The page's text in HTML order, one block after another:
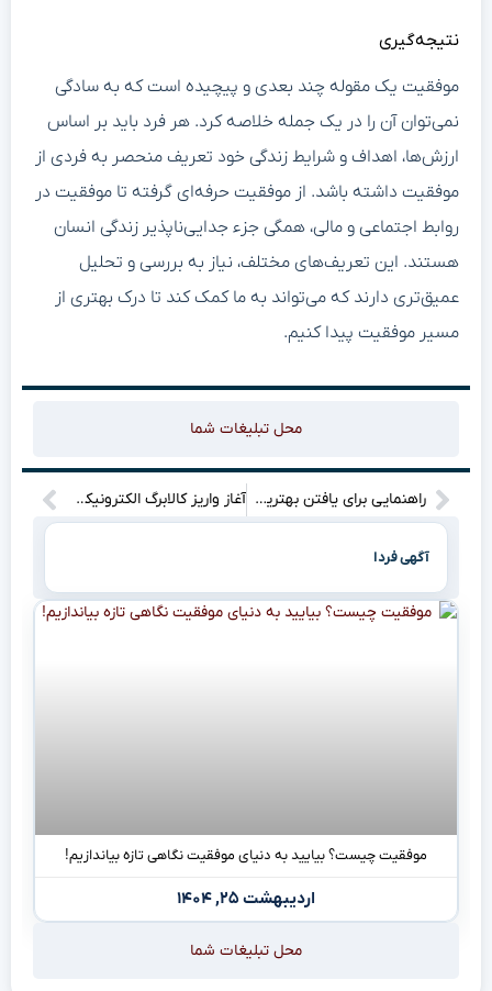
نتیجه‌گیری
موفقیت یک مقوله چند بعدی و پیچیده است که به سادگی
نمی‌توان آن را در یک جمله خلاصه کرد. هر فرد باید بر اساس
ارزش‌ها، اهداف و شرایط زندگی خود تعریف منحصر به فردی از
موفقیت داشته باشد. از موفقیت حرفه‌ای گرفته تا موفقیت در
روابط اجتماعی و مالی، همگی جزء جدایی‌ناپذیر زندگی انسان
هستند. این تعریف‌های مختلف، نیاز به بررسی و تحلیل
عمیق‌تری دارند که می‌تواند به ما کمک کند تا درک بهتری از
مسیر موفقیت پیدا کنیم.
محل تبلیغات شما
راهنمایی برای یافتن بهترین فروشگاه‌های آنلاین گل و گیاه: انتخابی برای هر سلیقه و نیاز! آغاز واریز کالابرگ الکترونیکی: چطور می‌توانید از این فرصت بهره‌برداری کنید؟
آگهی فردا
موفقیت چیست؟ بیایید به دنیای موفقیت نگاهی تازه بیاندازیم!
اردیبهشت ۲۵, ۱۴۰۴
محل تبلیغات شما